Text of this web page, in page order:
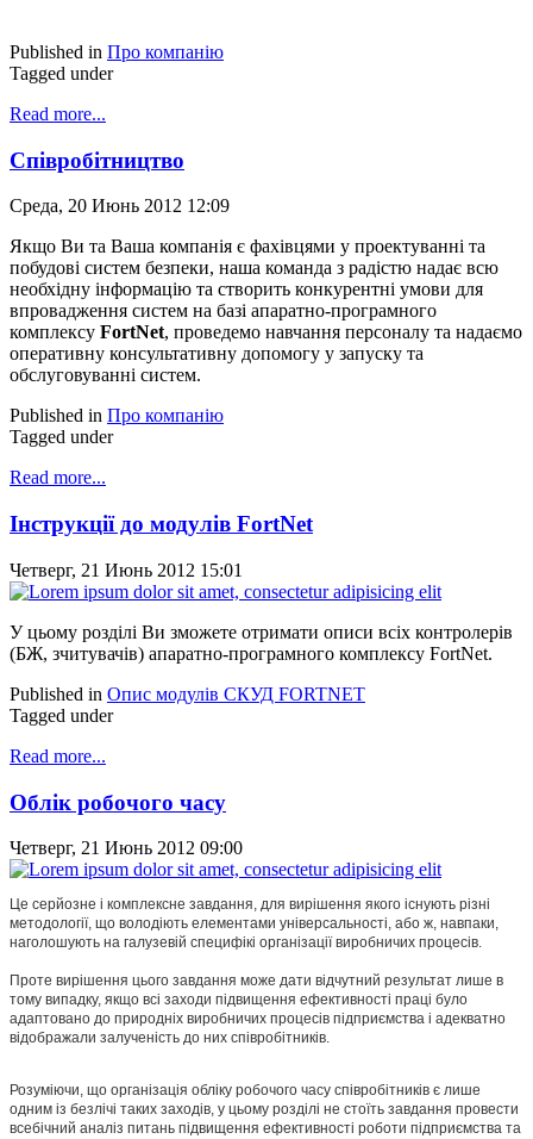
Published in Про компанію
Tagged under
Read more...
Співробітництво
Среда, 20 Июнь 2012 12:09
Якщо Ви та Ваша компанія є фахівцями у проектуванні та
побудові систем безпеки, наша команда з радістю надає всю
необхідну інформацію та створить конкурентні умови для
впровадження систем на базі апаратно-програмного
комплексу FortNet, проведемо навчання персоналу та надаємо
оперативну консультативну допомогу у запуску та
обслуговуванні систем.
Published in Про компанію
Tagged under
Read more...
Інструкції до модулів FortNet
Четверг, 21 Июнь 2012 15:01
У цьому розділі Ви зможете отримати описи всіх контролерів
(БЖ, зчитувачів) апаратно-програмного комплексу FortNet.
Published in Опис модулів СКУД FORTNET
Tagged under
Read more...
Облік робочого часу
Четверг, 21 Июнь 2012 09:00
Це серйозне і комплексне завдання, для вирішення якого існують різні
методології, що володіють елементами універсальності, або ж, навпаки,
наголошують на галузевій специфікі організації виробничих процесів.
Проте вирішення цього завдання може дати відчутний результат лише в
тому випадку, якщо всі заходи підвищення ефективності праці було
адаптовано до природніх виробничих процесів підприємства і адекватно
відображали залученість до них співробітників.
Розуміючи, що організація обліку робочого часу співробітників є лише
одним із безлічі таких заходів, у цьому розділі не стоїть завдання провести
всебічний аналіз питань підвищення ефективності роботи підприємства та